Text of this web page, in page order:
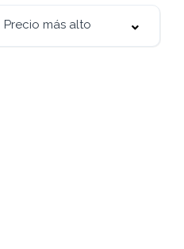
Precio más alto